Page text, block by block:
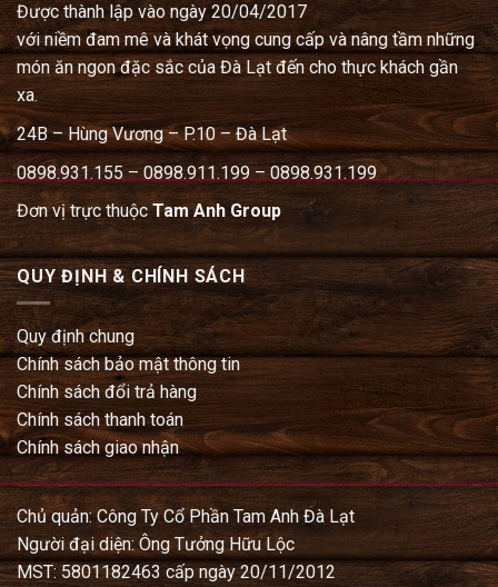
Được thành lập vào ngày 20/04/2017
với niềm đam mê và khát vọng cung cấp và nâng tầm những
món ăn ngon đặc sắc của Đà Lạt đến cho thực khách gần
xa.
24B – Hùng Vương – P.10 – Đà Lạt
0898.931.155 – 0898.911.199 – 0898.931.199
Đơn vị trực thuộcTam Anh Group
QUY ĐỊNH & CHÍNH SÁCH
Quy định chung
Chính sách bảo mật thông tin
Chính sách đổi trả hàng
Chính sách thanh toán
Chính sách giao nhận
Chủ quản: Công Ty Cổ Phần Tam Anh Đà Lạt
Người đại diện: Ông Tưởng Hữu Lộc
MST: 5801182463 cấp ngày 20/11/2012